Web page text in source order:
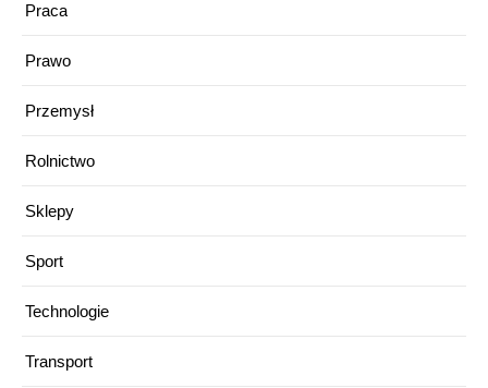
Praca
Prawo
Przemysł
Rolnictwo
Sklepy
Sport
Technologie
Transport